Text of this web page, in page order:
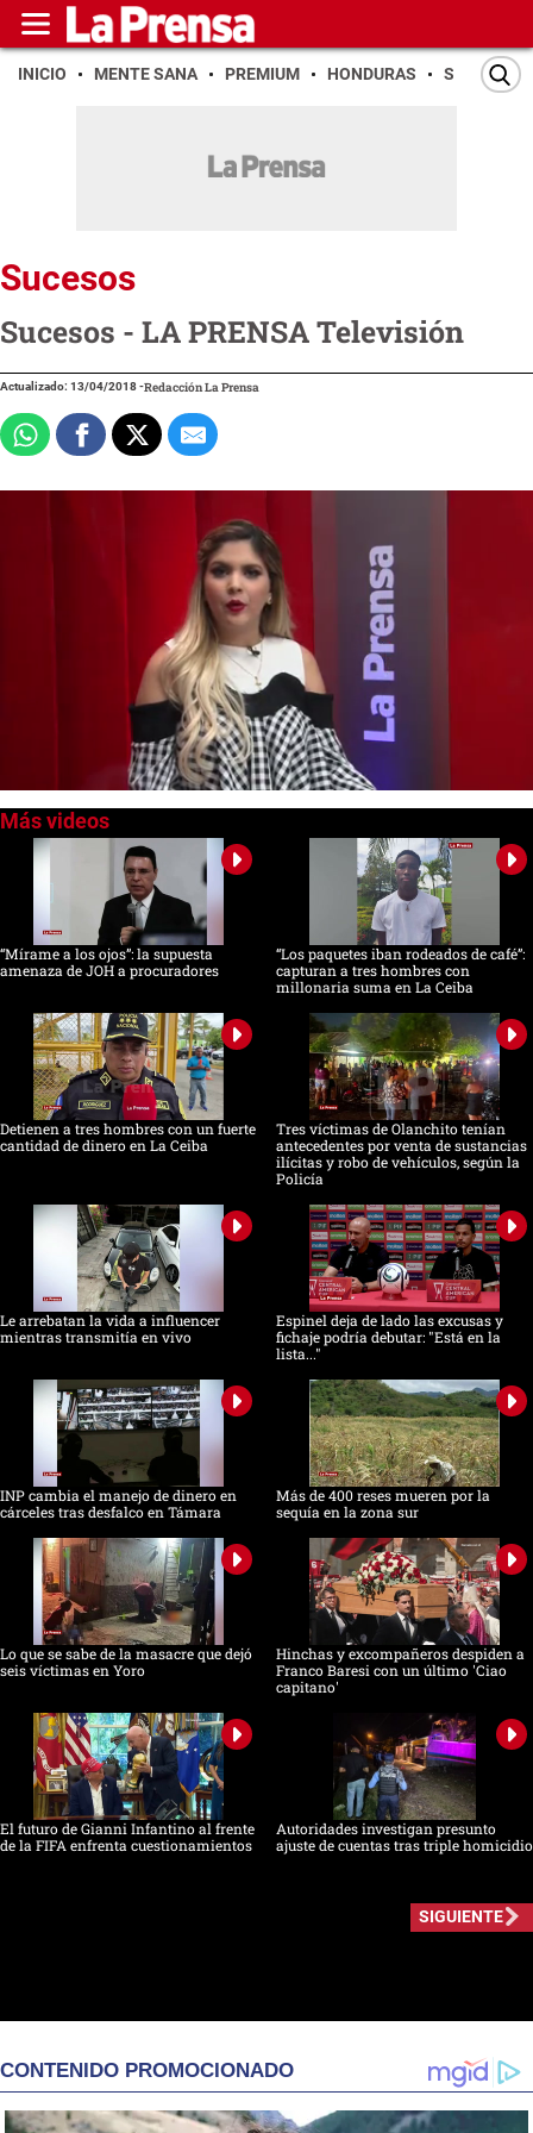
INICIO MENTE SANA PREMIUM HONDURAS SAN PEDRO
Sucesos
Sucesos - LA PRENSA Televisión
Actualizado: 13/04/2018-Redacción La Prensa
seconds
“Mírame a los ojos”: la supuesta
amenaza de JOH a procuradores
“Los paquetes iban rodeados de café”:
capturan a tres hombres con
millonaria suma en La Ceiba
Detienen a tres hombres con un fuerte
cantidad de dinero en La Ceiba
Tres víctimas de Olanchito tenían
antecedentes por venta de sustancias
ilícitas y robo de vehículos, según la
Policía
Le arrebatan la vida a influencer
mientras transmitía en vivo
Espinel deja de lado las excusas y
fichaje podría debutar: "Está en la
lista..."
INP cambia el manejo de dinero en
cárceles tras desfalco en Támara
Más de 400 reses mueren por la
sequía en la zona sur
Lo que se sabe de la masacre que dejó
seis víctimas en Yoro
Hinchas y excompañeros despiden a
Franco Baresi con un último 'Ciao
capitano'
El futuro de Gianni Infantino al frente
de la FIFA enfrenta cuestionamientos
Autoridades investigan presunto
ajuste de cuentas tras triple homicidio
SIGUIENTE
CONTENIDO PROMOCIONADO